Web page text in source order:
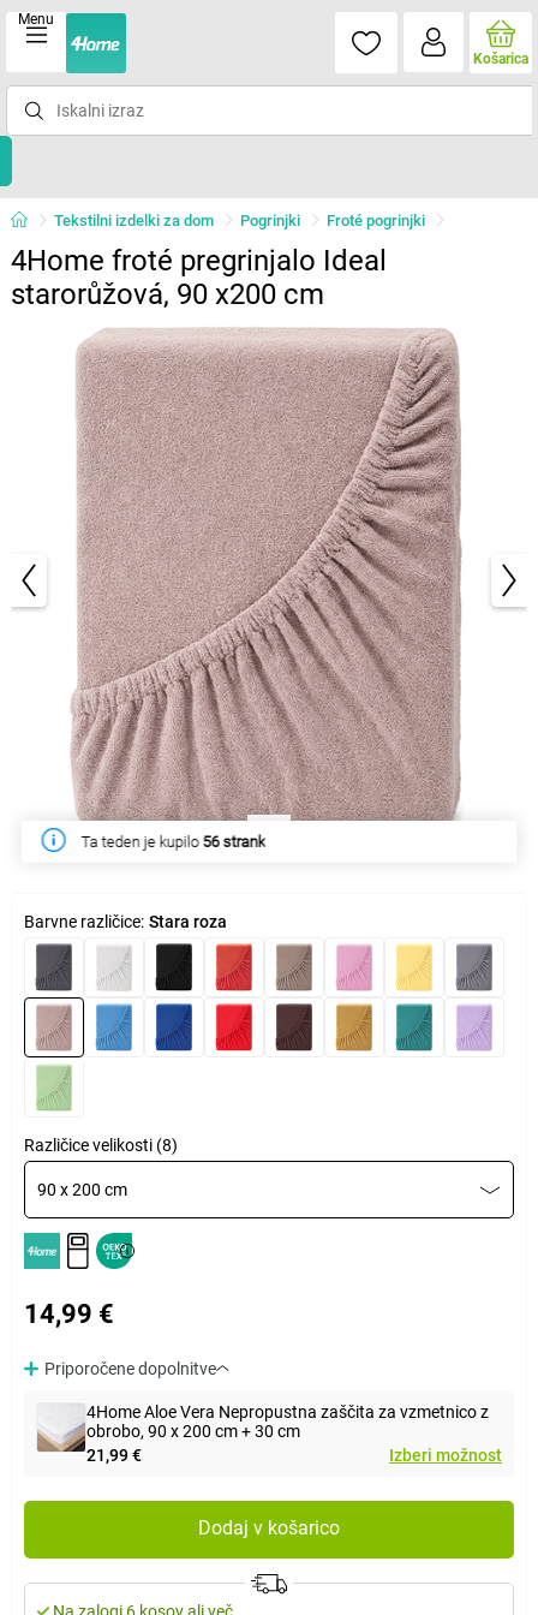
Menu
Košarica
Tekstilni izdelki za dom Pogrinjki Froté pogrinjki
4Home froté pregrinjalo Ideal
starorůžová, 90 x200 cm
Ta teden je kupilo 56 strank
Barvne različice: Stara roza
Različice velikosti (8)
90 x 200 cm
14,99 €
Priporočene dopolnitve
4Home Aloe Vera Nepropustna zaščita za vzmetnico z
obrobo, 90 x 200 cm + 30 cm
21,99 €
Izberi možnost
Dodaj v košarico